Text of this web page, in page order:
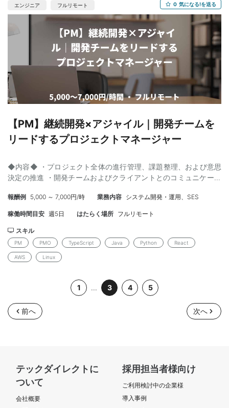
エンジニア フルリモート 0 気になる!を送る
【PM】継続開発×アジャイル｜開発チームを
リードするプロジェクトマネージャー
◆内容◆ ・プロジェクト全体の進行管理、課題整理、および意思
決定の推進 ・開発チームおよびクライアントとのコミュニケーシ
管理、リソース最適化、認識合わせ 等） ・アジャイル開発におけ
るプロセス改善およびチーム生産性向上の推進 【工程】 要件整理
境】 言語：TypeScript / Java / Python FW：React / Next.js /
Spring Boot インフラ：AWS（EC2 / S3 / RDS / Lambda） DB：
MySQL / PostgreSQL ツール：GitHub / Jira / Confluence / Slack
/ Notion / Figma 開発手法：Agile / Scrum / DevOps / CI/CD ◆ス
ムおよびクライアントとの折衝／調整経験 ・アジャイル開発また
はそれに準ずるプロジェクト推進経験 ・課題管理／進捗管理／リ
スク管理の実務経験 【尚可】 ・スクラムマスターまたはそれに近
しい役割の経験 ・プロダクト志向での改善提案・KPI設計経験 ・
報酬例 5,000 ～ 7,000円/時 業務内容 システム開発・運用、SES
稼働時間目安 週5日 はたらく場所 フルリモート
スキル
PM PMO TypeScript Java Python React
AWS Linux
1 ... 3 4 5
前へ 次へ
テックダイレクトに
ついて
会社概要
採用担当者様向け
ご利用検討中の企業様
導入事例